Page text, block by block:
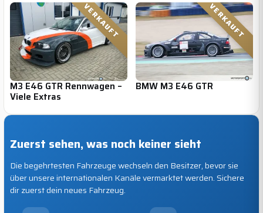
VERKAUFT
M3 E46 GTR Rennwagen –
Viele Extras
VERKAUFT
BMW M3 E46 GTR
Zuerst sehen, was noch keiner sieht
Die begehrtesten Fahrzeuge wechseln den Besitzer, bevor sie
über unsere internationalen Kanäle vermarktet werden. Sichere
dir zuerst dein neues Fahrzeug.